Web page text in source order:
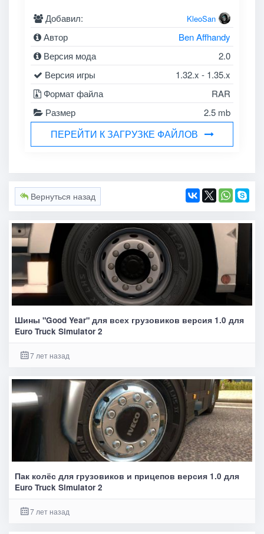
Добавил: KleoSan
Автор
Ben Affhandy
Версия мода
2.0
Версия игры
1.32.x - 1.35.x
Формат файла
RAR
Размер
2.5 mb
ПЕРЕЙТИ К ЗАГРУЗКЕ ФАЙЛОВ
Вернуться назад
Шины "Good Year" для всех грузовиков версия 1.0 для
Euro Truck Simulator 2
7 лет назад
Пак колёс для грузовиков и прицепов версия 1.0 для
Euro Truck Simulator 2
7 лет назад